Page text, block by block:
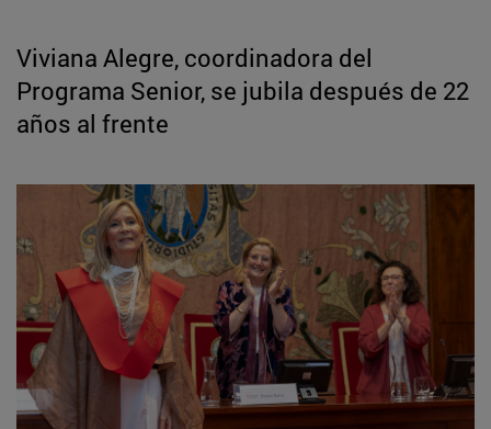
Viviana Alegre, coordinadora del
Programa Senior, se jubila después de 22
años al frente